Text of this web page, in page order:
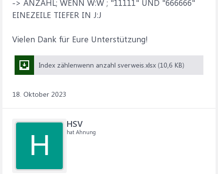
-> ANZAHL; WENN W:W ; "11111" UND "666666"
EINEZEILE TIEFER IN J:J
Vielen Dank für Eure Unterstützung!
Index zählenwenn anzahl sverweis.xlsx (10,6 KB)
18. Oktober 2023
H
HSV
hat Ahnung